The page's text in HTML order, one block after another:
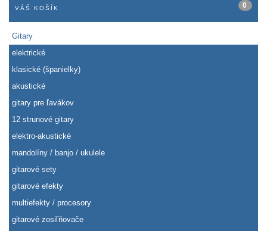
VÁŠ KOŠÍK 0
Gitary
elektrické
klasické (španielky)
akustické
gitary pre ľavákov
12 strunové gitary
elektro-akustické
mandolíny / banjo / ukulele
gitarové sety
gitarové efekty
multiefekty / procesory
gitarové zosiľňovače